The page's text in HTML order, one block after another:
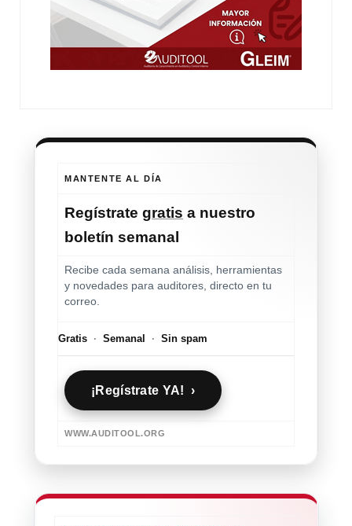
MANTENTE AL DÍA
Regístrate gratis a nuestro
boletín semanal
Recibe cada semana análisis, herramientas
y novedades para auditores, directo en tu
correo.
Gratis · Semanal · Sin spam
¡Regístrate YA! ›
WWW.AUDITOOL.ORG